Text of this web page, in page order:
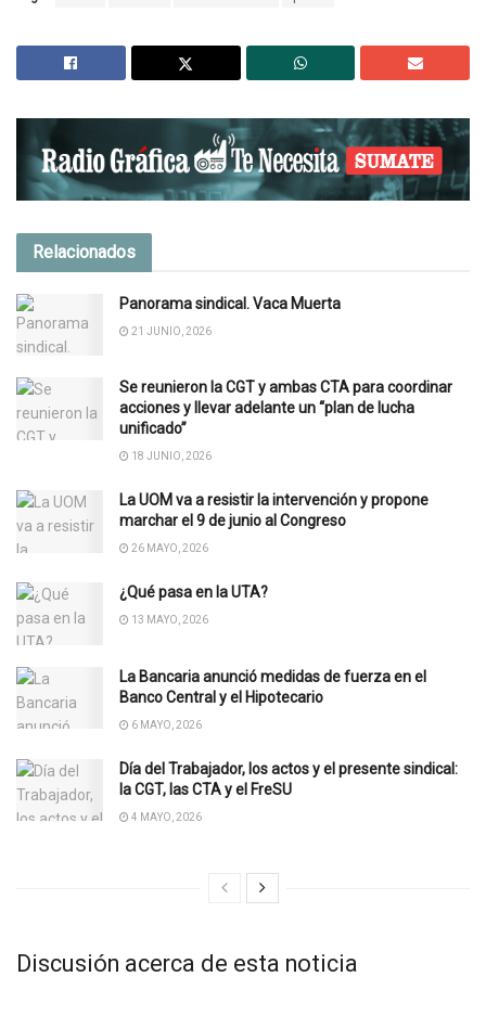
Relacionados
Panorama sindical. Vaca Muerta
21 JUNIO, 2026
Se reunieron la CGT y ambas CTA para coordinar
acciones y llevar adelante un “plan de lucha
unificado”
18 JUNIO, 2026
La UOM va a resistir la intervención y propone
marchar el 9 de junio al Congreso
26 MAYO, 2026
¿Qué pasa en la UTA?
13 MAYO, 2026
La Bancaria anunció medidas de fuerza en el
Banco Central y el Hipotecario
6 MAYO, 2026
Día del Trabajador, los actos y el presente sindical:
la CGT, las CTA y el FreSU
4 MAYO, 2026
Discusión acerca de esta noticia